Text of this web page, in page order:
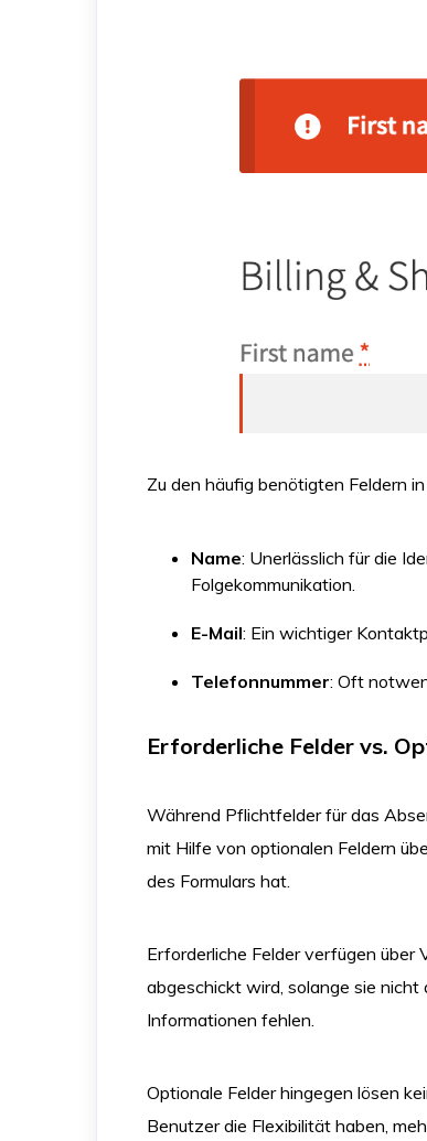
Zu den häufig benötigten Feldern
Name: Unerlässlich für die
Folgekommunikation.
E-Mail: Ein wichtiger
Telefonnummer: Oft
Erforderliche Felder vs.
Während Pflichtfelder für das
mit Hilfe von optionalen Feldern
des Formulars hat.
Erforderliche Felder verfügen über
abgeschickt wird, solange sie
Informationen fehlen.
Optionale Felder hingegen lösen
Benutzer die Flexibilität haben,